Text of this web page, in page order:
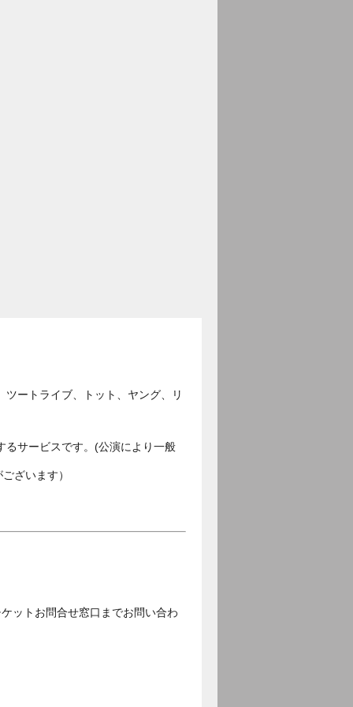
ートライブ、トット、ヤング、リ
るサービスです。(公演により一般
ざいます）
ットお問合せ窓口までお問い合わ